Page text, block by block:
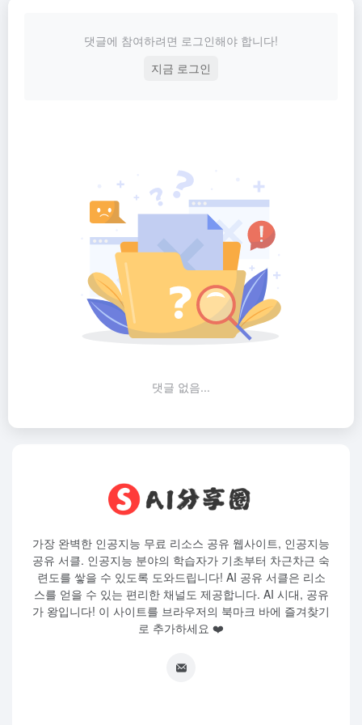
댓글에 참여하려면 로그인해야 합니다!
지금 로그인
댓글 없음...
가장 완벽한 인공지능 무료 리소스 공유 웹사이트, 인공지능
공유 서클. 인공지능 분야의 학습자가 기초부터 차근차근 숙
련도를 쌓을 수 있도록 도와드립니다! AI 공유 서클은 리소
스를 얻을 수 있는 편리한 채널도 제공합니다. AI 시대, 공유
가 왕입니다! 이 사이트를 브라우저의 북마크 바에 즐겨찾기
로 추가하세요 ❤️